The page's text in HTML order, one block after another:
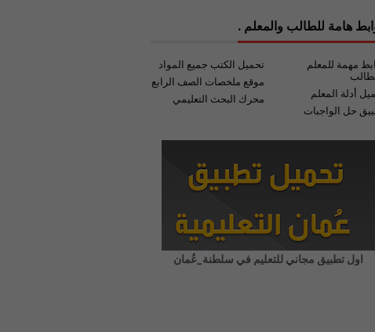
هامة للطالب والمعلم .
تحميل الكتب جميع المواد
مهمة للمعلم
موقع ملخصات الصف الرابع
أدلة المعلم
محرك البحث التعليمي
حل الواجبات
اول تطبيق مجاني للتعليم في سلطنة_عُمان